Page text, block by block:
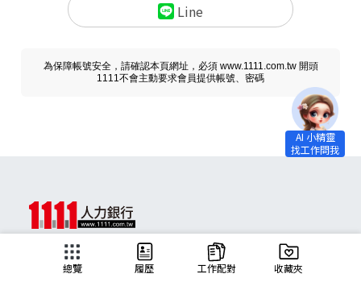
Line
為保障帳號安全，請確認本頁網址，必須 www.1111.com.tw 開頭
1111不會主動要求會員提供帳號、密碼
總覽 履歷 工作配對 收藏夾